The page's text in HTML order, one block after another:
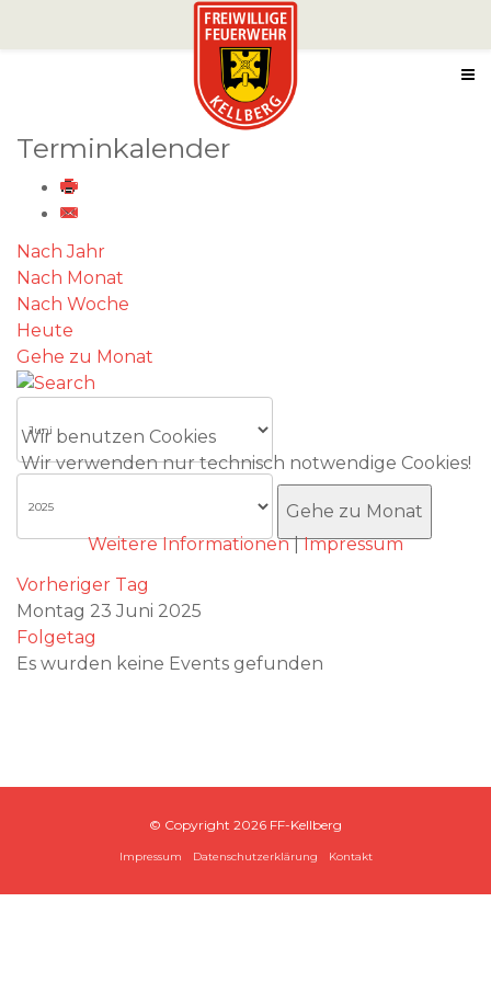
Terminkalender
Nach Jahr
Nach Monat
Nach Woche
Heute
Gehe zu Monat
Gehe zu Monat
Vorheriger Tag
Montag 23 Juni 2025
Folgetag
Es wurden keine Events gefunden
© Copyright 2026 FF-Kellberg
Impressum Datenschutzerklärung Kontakt
Wir benutzen Cookies
Wir verwenden nur technisch notwendige Cookies!
Akzeptieren
Weitere Informationen|Impressum